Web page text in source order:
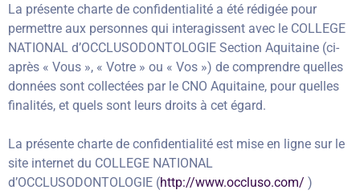
La présente charte de confidentialité a été rédigée pour
permettre aux personnes qui interagissent avec le COLLEGE
NATIONAL d’OCCLUSODONTOLOGIE Section Aquitaine (ci-
après « Vous », « Votre » ou « Vos ») de comprendre quelles
données sont collectées par le CNO Aquitaine, pour quelles
finalités, et quels sont leurs droits à cet égard.
La présente charte de confidentialité est mise en ligne sur le
site internet du COLLEGE NATIONAL
d’OCCLUSODONTOLOGIE (http://www.occluso.com/ )